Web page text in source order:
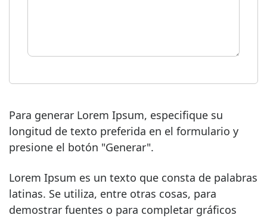
Para generar Lorem Ipsum, especifique su
longitud de texto preferida en el formulario y
presione el botón "Generar".
Lorem Ipsum es un texto que consta de palabras
latinas. Se utiliza, entre otras cosas, para
demostrar fuentes o para completar gráficos